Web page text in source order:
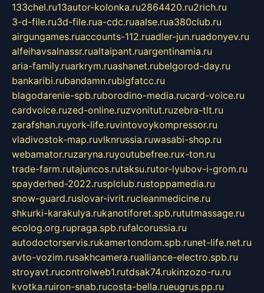
133chel.ru13autor-kolonka.ru2864420.ru2rich.ru
3-d-file.ru3d-file.rua-cdc.ruaalse.rua380club.ru
airgungames.ruaccounts-112.ruadler-jun.ruadonyev.ru
alfeihavsalnassr.rualtaipant.ruargentinamia.ru
aria-family.ruarkrym.ruashanet.rubelgorod-day.ru
bankaribi.rubandamn.rubigfatcc.ru
blagodarenie-spb.ruborodino-media.rucard-voice.ru
cardvoice.ruzed-online.ruzvonitut.ruzebra-tlt.ru
zarafshan.ruyork-life.ruvintovoykompressor.ru
vladivostok-map.ruvlknrussia.ruwasabi-shop.ru
webamator.ruzaryna.ruyoutubefree.rux-ton.ru
trade-farm.rutajuncos.rutaksu.rutor-lyubov-i-grom.ru
spayderhed-2022.rusplclub.rustoppamedia.ru
snow-guard.ruslovar-ivrit.rucleanmedicine.ru
shkurki-karakulya.rukanotiforet.spb.rututmassage.ru
ecolog.org.rupraga.spb.rufalcorussia.ru
autodoctorservis.rukamertondom.spb.runet-life.net.ru
avto-vozim.rusakhcamera.rualliance-electro.spb.ru
stroyavt.rucontrolweb1.rutdsak74.rukinzozo-ru.ru
kvotka.ruiron-snab.rucosta-bella.rueugrus.pp.ru